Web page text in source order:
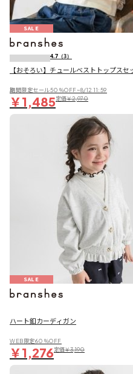
SALE
4.7 （3）
【おそろい】チュールベストトップスセ
期間限定セール50％OFF~8/12 11:59
￥1,485定価￥2,970
SALE
ハート釦カーディガン
WEB限定60％OFF
￥1,276定価￥3,190